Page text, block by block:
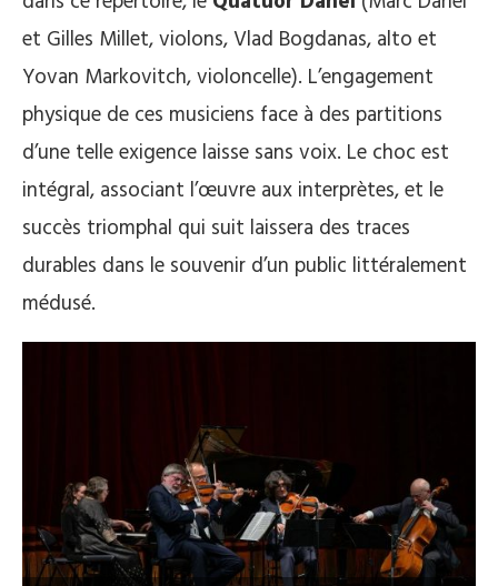
et Gilles Millet, violons, Vlad Bogdanas, alto et
Yovan Markovitch, violoncelle). L’engagement
physique de ces musiciens face à des partitions
d’une telle exigence laisse sans voix. Le choc est
intégral, associant l’œuvre aux interprètes, et le
succès triomphal qui suit laissera des traces
durables dans le souvenir d’un public littéralement
médusé.